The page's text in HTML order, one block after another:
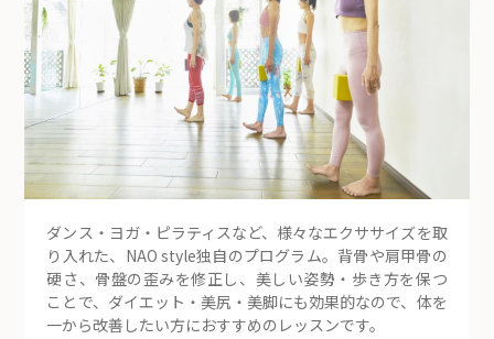
ダンス・ヨガ・ピラティスなど、様々なエクササイズを取
り入れた、NAO style独自のプログラム。背骨や肩甲骨の
硬さ、骨盤の歪みを修正し、美しい姿勢・歩き方を保つ
ことで、ダイエット・美尻・美脚にも効果的なので、体を
一から改善したい方におすすめのレッスンです。